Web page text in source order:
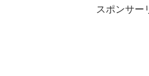
スポンサー